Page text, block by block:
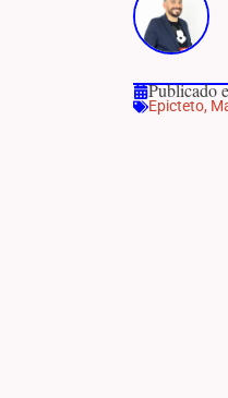
Publicado
Epicteto,